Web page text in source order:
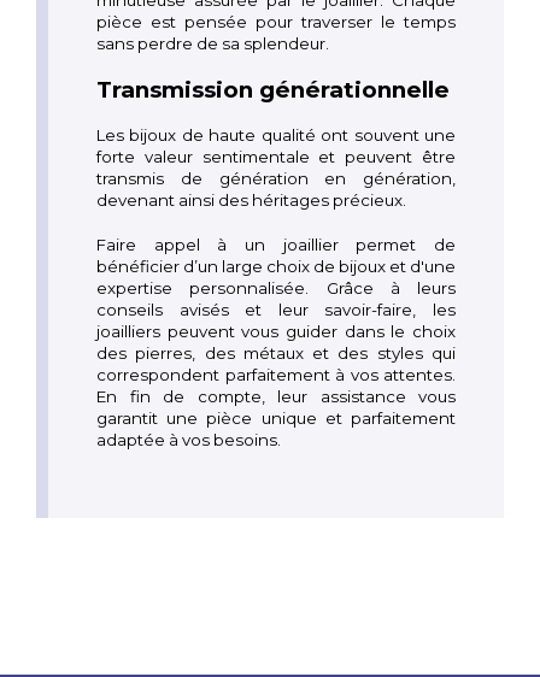
pièce est pensée pour traverser le temps
sans perdre de sa splendeur.
Transmission générationnelle
Les bijoux de haute qualité ont souvent une
forte valeur sentimentale et peuvent être
transmis de génération en génération,
devenant ainsi des héritages précieux.
Faire appel à un joaillier permet de
bénéficier d’un large choix de bijoux et d'une
expertise personnalisée. Grâce à leurs
conseils avisés et leur savoir-faire, les
joailliers peuvent vous guider dans le choix
des pierres, des métaux et des styles qui
correspondent parfaitement à vos attentes.
En fin de compte, leur assistance vous
garantit une pièce unique et parfaitement
adaptée à vos besoins.